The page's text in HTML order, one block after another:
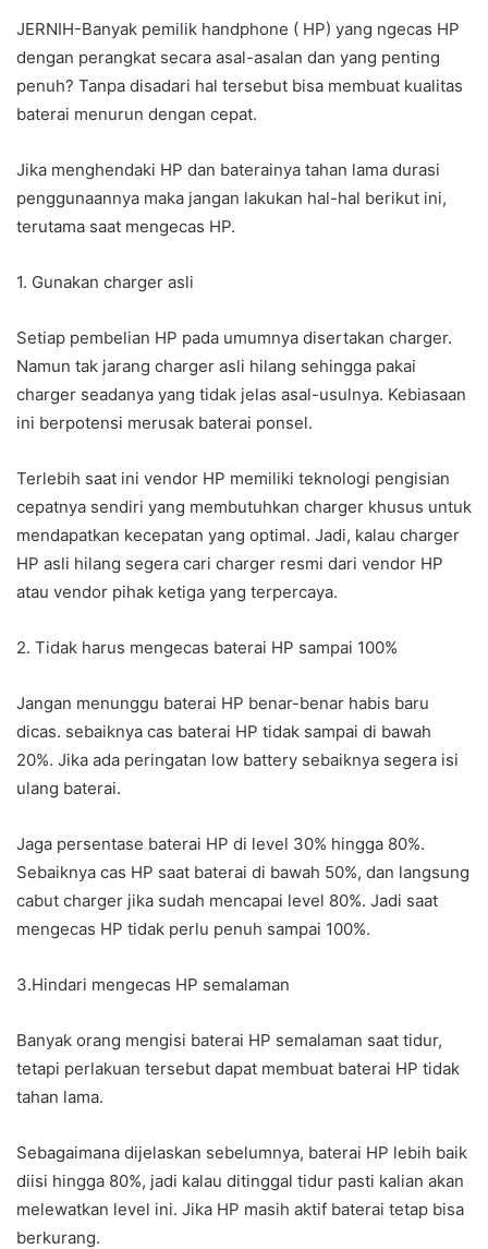
JERNIH-Banyak pemilik handphone ( HP) yang ngecas HP
dengan perangkat secara asal-asalan dan yang penting
penuh? Tanpa disadari hal tersebut bisa membuat kualitas
baterai menurun dengan cepat.
Jika menghendaki HP dan baterainya tahan lama durasi
penggunaannya maka jangan lakukan hal-hal berikut ini,
terutama saat mengecas HP.
1. Gunakan charger asli
Setiap pembelian HP pada umumnya disertakan charger.
Namun tak jarang charger asli hilang sehingga pakai
charger seadanya yang tidak jelas asal-usulnya. Kebiasaan
ini berpotensi merusak baterai ponsel.
Terlebih saat ini vendor HP memiliki teknologi pengisian
cepatnya sendiri yang membutuhkan charger khusus untuk
mendapatkan kecepatan yang optimal. Jadi, kalau charger
HP asli hilang segera cari charger resmi dari vendor HP
atau vendor pihak ketiga yang terpercaya.
2. Tidak harus mengecas baterai HP sampai 100%
Jangan menunggu baterai HP benar-benar habis baru
dicas. sebaiknya cas baterai HP tidak sampai di bawah
20%. Jika ada peringatan low battery sebaiknya segera isi
ulang baterai.
Jaga persentase baterai HP di level 30% hingga 80%.
Sebaiknya cas HP saat baterai di bawah 50%, dan langsung
cabut charger jika sudah mencapai level 80%. Jadi saat
mengecas HP tidak perlu penuh sampai 100%.
3.Hindari mengecas HP semalaman
Banyak orang mengisi baterai HP semalaman saat tidur,
tetapi perlakuan tersebut dapat membuat baterai HP tidak
tahan lama.
Sebagaimana dijelaskan sebelumnya, baterai HP lebih baik
diisi hingga 80%, jadi kalau ditinggal tidur pasti kalian akan
melewatkan level ini. Jika HP masih aktif baterai tetap bisa
berkurang.